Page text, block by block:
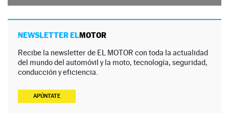
NEWSLETTER ELMOTOR
Recibe la newsletter de EL MOTOR con toda la actualidad
del mundo del automóvil y la moto, tecnología, seguridad,
conducción y eficiencia.
APÚNTATE